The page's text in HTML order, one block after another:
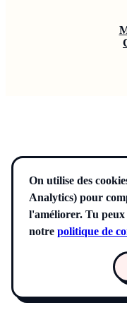
On utilise des
Analytics) pour
l'améliorer. Tu peux
notre politique de